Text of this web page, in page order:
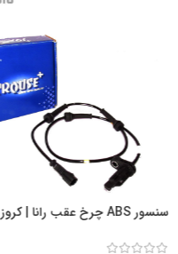
سنسور ABS چرخ عقب رانا | کروز